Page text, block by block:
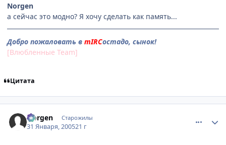
Norgen
а сейчас это модно? Я хочу сделать как память...
Добро пожаловать в mIRCостадо, сынок!
[Влюбленные Team]
Цитата
Norgen Старожилы
31 Января, 200521 г